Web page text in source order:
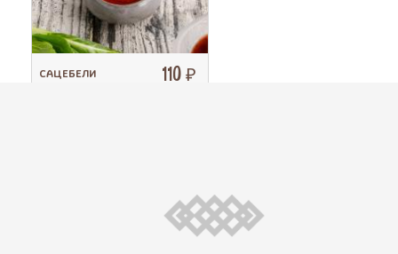
САЦЕБЕЛИ 110 ₽
АКЦИЯ